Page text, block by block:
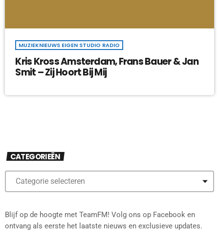
MUZIEKNIEUWS EIGEN STUDIO RADIO
Kris Kross Amsterdam, Frans Bauer & Jan
Smit – Zij Hoort Bij Mij
CATEGORIEËN
Blijf op de hoogte met TeamFM! Volg ons op Facebook en
ontvang als eerste het laatste nieuws en exclusieve updates.